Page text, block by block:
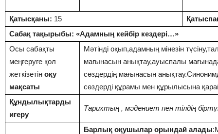
Қатысқаны: 15
Сабақ тақырыбы: «Адамның кейбір кездері…»
Осы сабақты
меңгеруге қол
жеткізетін оқу
мақсаты
Мәтінді оқып,адамның мінезін
мағынасын анықтау,ауыспалы
сөздердің мағынасын
сөздерді құрамы мен құрылысына
Құндылықтарды
игеру
Тарихтың , мәдениет пен тілдің
Барлық оқушылар орындай алады